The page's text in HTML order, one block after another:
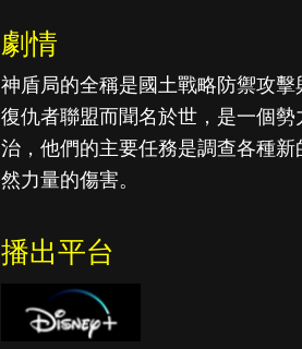
劇情
神盾局的全稱是國土戰略防禦攻
復仇者聯盟而聞名於世，是一個
治，他們的主要任務是調查各種
然力量的傷害。
播出平台